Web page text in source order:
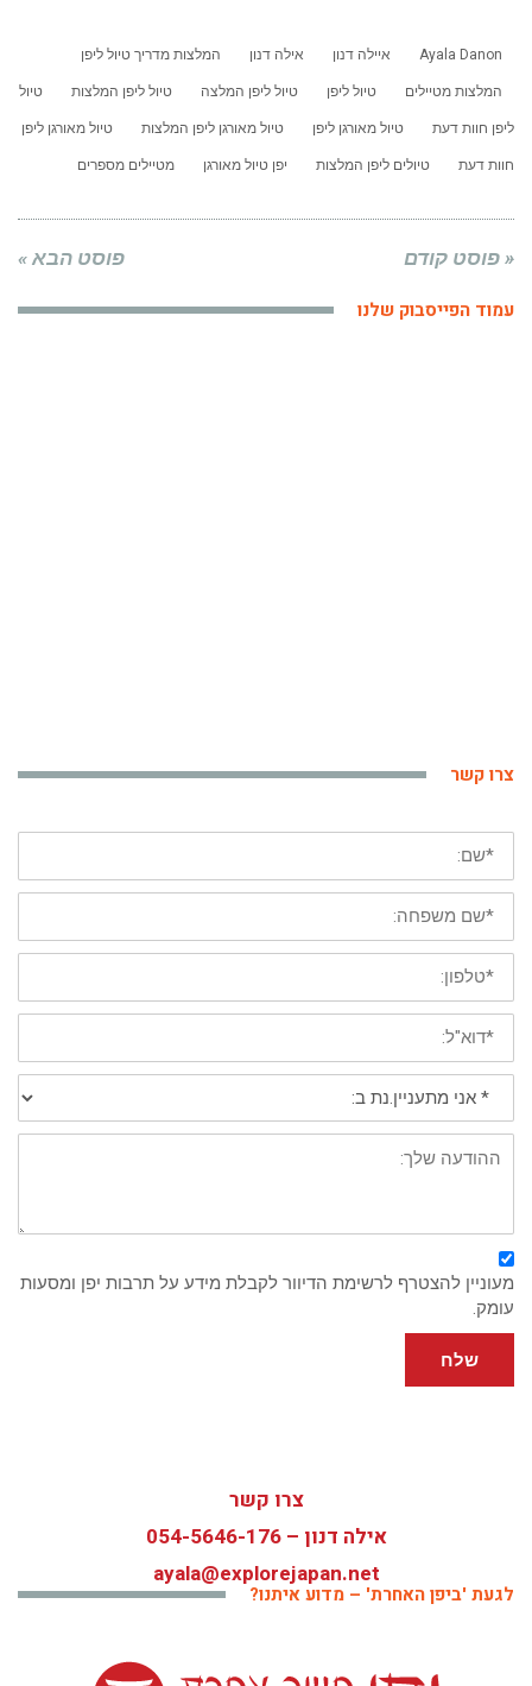
Ayala Danon איילה דנון אילה דנון המלצות מדריך טיול ליפן
המלצות מטיילים טיול ליפן טיול ליפן המלצה טיול ליפן המלצות טיול
ליפן חוות דעת טיול מאורגן ליפן טיול מאורגן ליפן המלצות טיול מאורגן ליפן
חוות דעת טיולים ליפן המלצות יפן טיול מאורגן מטיילים מספרים
« פוסט קודם פוסט הבא »
עמוד הפייסבוק שלנו
צרו קשר
*
שם
פרטי
*
שם
משפחה
*
טלפון
נייד
*
דוא"ל:
*
מתעניין/נת
ב:
פירוט:
מעוניין להצטרף לרשימת הדיוור לקבלת מידע על תרבות יפן ומסעות
עומק.
שלח
צרו קשר
אילה דנון –054-5646-176
ayala@explorejapan.net
לגעת 'ביפן האחרת' – מדוע איתנו?